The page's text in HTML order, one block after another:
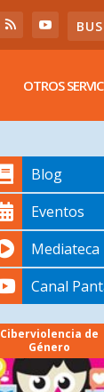
OTROS
Blog
Eventos
Mediateca
Canal
Ciberviolencia de
Género